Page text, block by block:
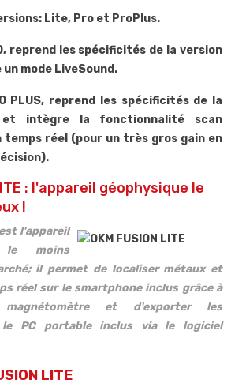
Lite, Pro et ProPlus.
reprend les spécificités de la version
mode LiveSound.
PLUS, reprend les spécificités de la
et intègre la fonctionnalité scan
temps réel (pour un très gros gain en
: l'appareil géophysique le
!
l'appareil
le moins
il permet de localiser métaux et
réel sur le smartphone inclus grâce à
et d'exporter les
PC portable inclus via le logiciel
LITE